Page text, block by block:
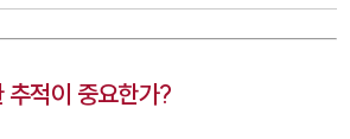
적이 중요한가?